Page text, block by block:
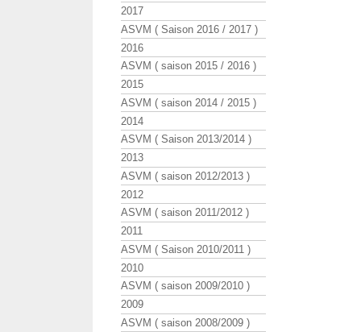
2017
ASVM ( Saison 2016 / 2017 )
2016
ASVM ( saison 2015 / 2016 )
2015
ASVM ( saison 2014 / 2015 )
2014
ASVM ( Saison 2013/2014 )
2013
ASVM ( saison 2012/2013 )
2012
ASVM ( saison 2011/2012 )
2011
ASVM ( Saison 2010/2011 )
2010
ASVM ( saison 2009/2010 )
2009
ASVM ( saison 2008/2009 )